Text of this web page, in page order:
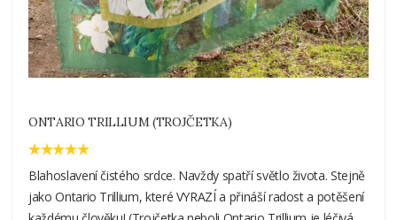
ONTARIO TRILLIUM (TROJČETKA)
Blahoslavení čistého srdce. Navždy spatří světlo života. Stejně
jako Ontario Trillium, které VYRAZÍ a přináší radost a potěšení